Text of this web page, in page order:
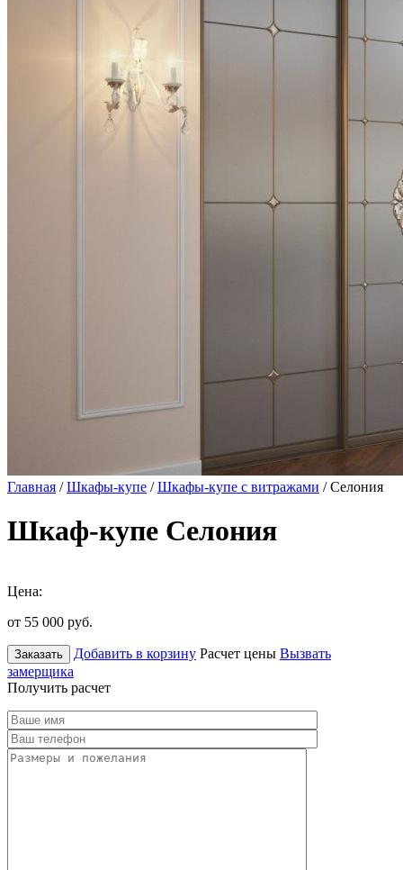
Главная /Шкафы-купе /Шкафы-купе с витражами / Селония
Шкаф-купе Селония
Цена:
от 55 000 руб.
Заказать Добавить в корзину Расчет цены Вызвать
замерщика
Получить расчет